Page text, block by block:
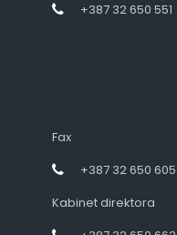
+387 32 650 551
Fax
+387 32 650 605
Kabinet direktora